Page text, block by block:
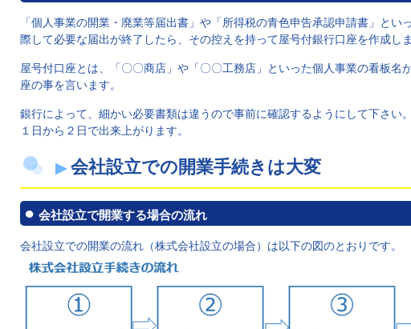
「個人事業の開業・廃業等届出書」や「所得税の青色申告承認申請書」とい
際して必要な届出が終了したら、その控えを持って屋号付銀行口座を作成しま
屋号付口座とは、「〇〇商店」や「〇〇工務店」といった個人事業の看板名
座の事を言います。
銀行によって、細かい必要書類は違うので事前に確認するようにして下さい
１日から２日で出来上がります。
会社設立での開業手続きは大変
会社設立で開業する場合の流れ
会社設立での開業の流れ（株式会社設立の場合）は以下の図のとおりです。